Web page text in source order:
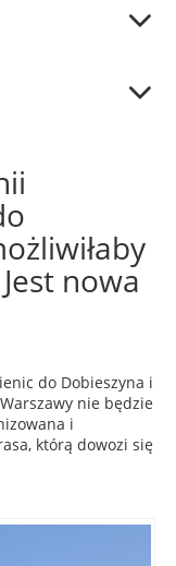
nowa
do Dobieszyna i
nie będzie
i
którą dowozi się